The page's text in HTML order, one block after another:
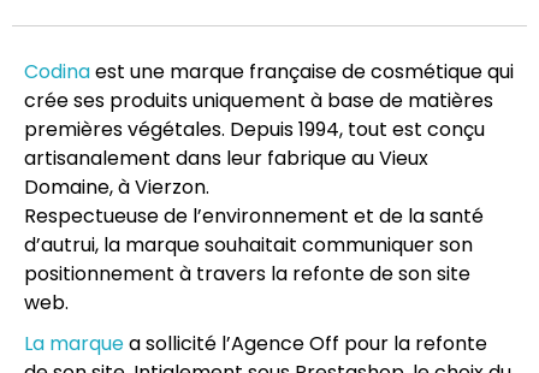
Codinaest une marque française de cosmétique qui
crée ses produits uniquement à base de matières
premières végétales. Depuis 1994, tout est conçu
artisanalement dans leur fabrique au Vieux
Domaine, à Vierzon.
Respectueuse de l’environnement et de la santé
d’autrui, la marque souhaitait communiquer son
positionnement à travers la refonte de son site
web.
La marquea sollicité l’Agence Off pour la refonte